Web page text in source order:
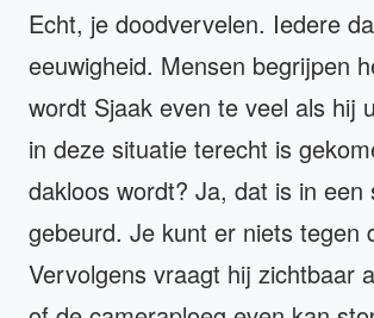
Echt, je doodvervelen. Iedere
eeuwigheid. Mensen begrijpen
wordt Sjaak even te veel als hij
in deze situatie terecht is
dakloos wordt? Ja, dat is in een
gebeurd. Je kunt er niets tegen
Vervolgens vraagt hij zichtbaar